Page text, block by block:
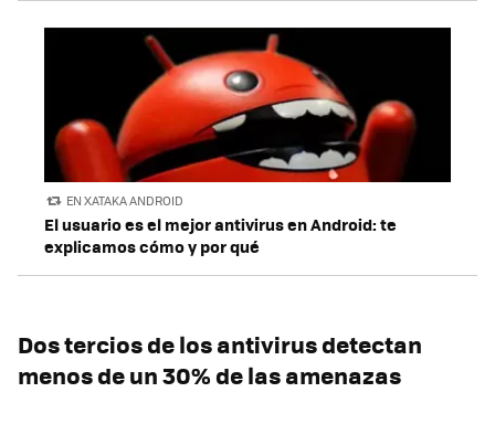
EN XATAKA ANDROID
El usuario es el mejor antivirus en Android: te
explicamos cómo y por qué
Dos tercios de los antivirus detectan
menos de un 30% de las amenazas